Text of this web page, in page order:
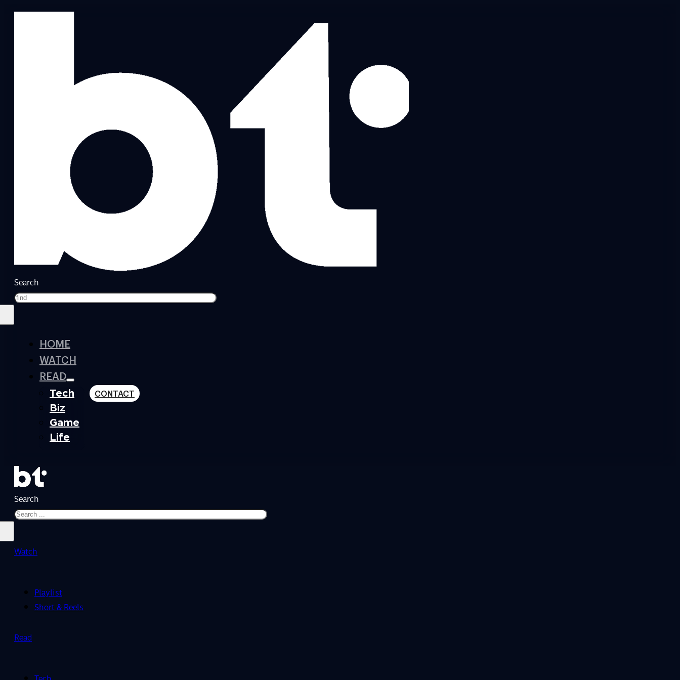
Search
HOME
WATCH
READ
Tech
Biz
Game
Life
CONTACT
Search
Watch
Playlist
Short & Reels
Read